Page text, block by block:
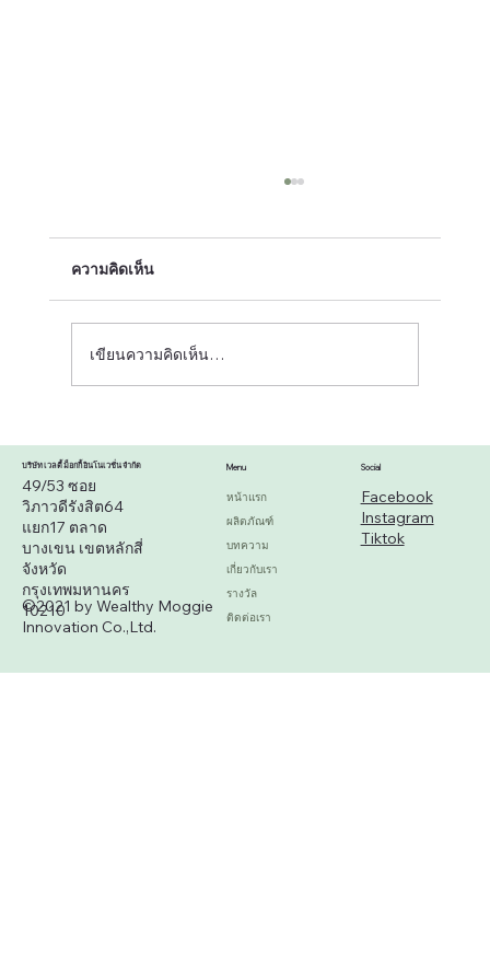
Howtoเลือกกระบะทรายแมว ให้ปลอดภัย
จากน้องหมา 🐶
ความคิดเห็น
เขียนความคิดเห็น…
©2021 by Wealthy Moggie
Innovation Co.,Ltd.
บริษัท เวลตี้ ม็อกกี้ อินโนเวชั่น จำกัด
49/53 ซอย
วิภาวดีรังสิต64
แยก17 ตลาด
บางเขน เขตหลักสี่
จังหวัด
กรุงเทพมหานคร
10210
Menu
หน้าแรก
ผลิตภัณฑ์
บทความ
เกี่ยวกับเรา
รางวัล
ติดต่อเรา
Social
Facebook
Instagram
Tiktok